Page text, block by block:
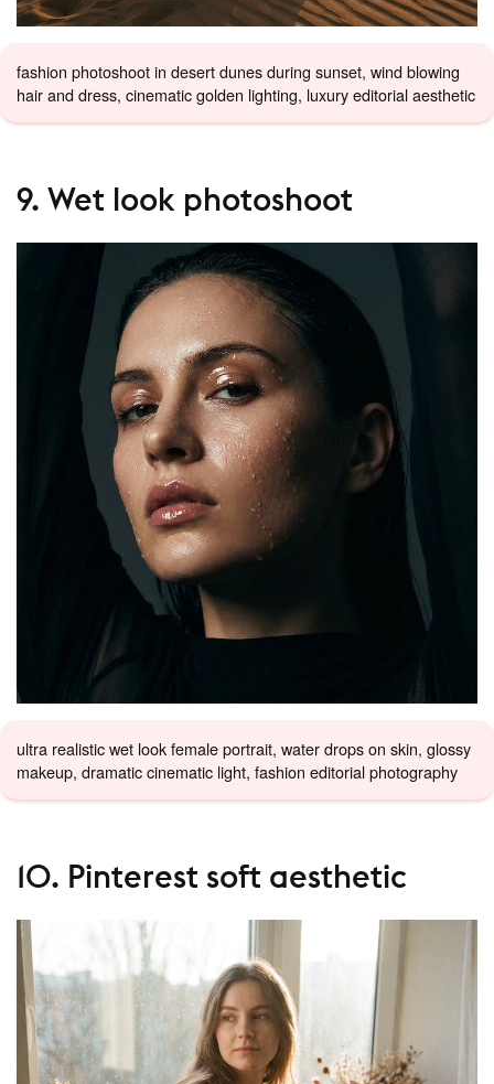
fashion photoshoot in desert dunes during sunset, wind blowing
hair and dress, cinematic golden lighting, luxury editorial aesthetic
9. Wet look photoshoot
ultra realistic wet look female portrait, water drops on skin, glossy
makeup, dramatic cinematic light, fashion editorial photography
10. Pinterest soft aesthetic